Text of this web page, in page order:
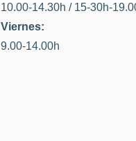
10.00-14.30h / 15-30h-
Viernes:
9.00-14.00h